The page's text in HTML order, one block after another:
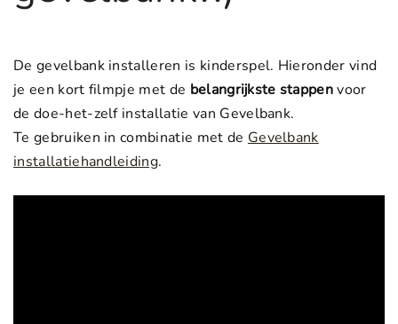
De gevelbank installeren is kinderspel. Hieronder vind
je een kort filmpje met de belangrijkste stappenvoor
de doe-het-zelf installatie van Gevelbank.
Te gebruiken in combinatie met de Gevelbank
installatiehandleiding.